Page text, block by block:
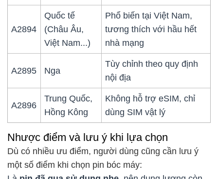
A2894
Quốc tế
(Châu Âu,
Việt Nam...)
Phổ biến tại Việt Nam,
tương thích với hầu hết
nhà mạng
A2895 Nga
Tùy chỉnh theo quy định
nội địa
A2896
Trung Quốc,
Hồng Kông
Không hỗ trợ eSIM, chỉ
dùng SIM vật lý
Nhược điểm và lưu ý khi lựa chọn
Dù có nhiều ưu điểm, người dùng cũng cần lưu ý
một số điểm khi chọn pin bóc máy: